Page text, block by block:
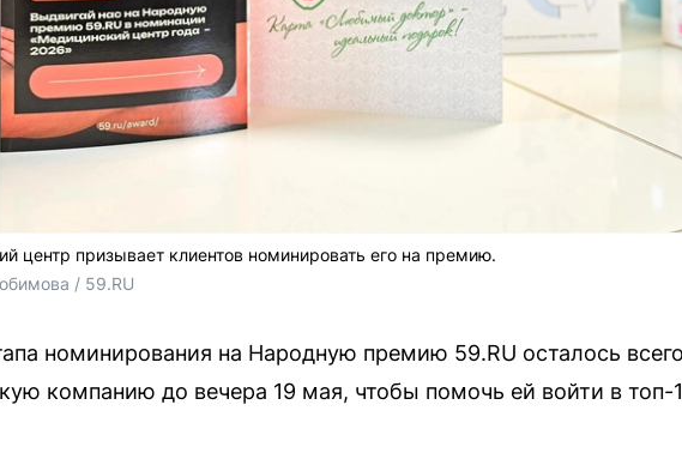
центр призывает клиентов номинировать его на премию.
/ 59.RU
номинирования на Народную премию 59.RU осталось
компанию до вечера 19 мая, чтобы помочь ей войти в топ-